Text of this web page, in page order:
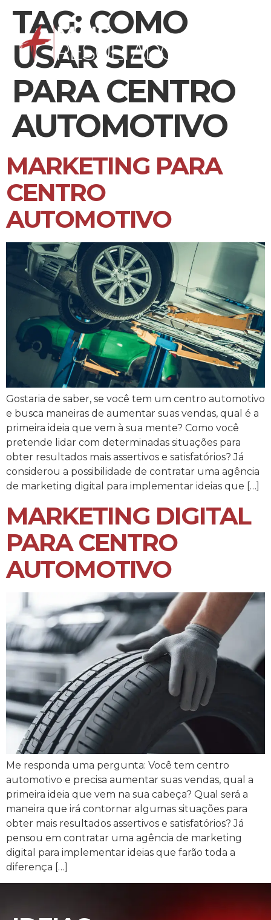
TAG: COMO
USAR SEO
PARA CENTRO
AUTOMOTIVO
MARKETING PARA
CENTRO
AUTOMOTIVO
Gostaria de saber, se você tem um centro automotivo
e busca maneiras de aumentar suas vendas, qual é a
primeira ideia que vem à sua mente? Como você
pretende lidar com determinadas situações para
obter resultados mais assertivos e satisfatórios? Já
considerou a possibilidade de contratar uma agência
de marketing digital para implementar ideias que […]
MARKETING DIGITAL
PARA CENTRO
AUTOMOTIVO
Me responda uma pergunta: Você tem centro
automotivo e precisa aumentar suas vendas, qual a
primeira ideia que vem na sua cabeça? Qual será a
maneira que irá contornar algumas situações para
obter mais resultados assertivos e satisfatórios? Já
pensou em contratar uma agência de marketing
digital para implementar ideias que farão toda a
diferença […]